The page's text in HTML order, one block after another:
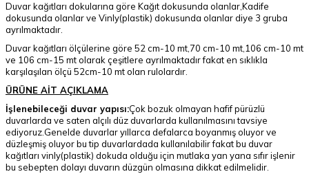
Duvar kağıtları dokularına göre Kağıt dokusunda olanlar,Kadife
dokusunda olanlar ve Vinly(plastik) dokusunda olanlar diye 3 gruba
ayrılmaktadır.
Duvar kağıtları ölçülerine göre 52 cm-10 mt,70 cm-10 mt,106 cm-10 mt
ve 106 cm-15 mt olarak çeşitlere ayrılmaktadır fakat en sıklıkla
karşılaşılan ölçü 52cm-10 mt olan rulolardır.
ÜRÜNE AİT AÇIKLAMA
İşlenebileceği duvar yapısı:Çok bozuk olmayan hafif pürüzlü
duvarlarda ve saten alçılı düz duvarlarda kullanılmasını tavsiye
ediyoruz.Genelde duvarlar yıllarca defalarca boyanmış oluyor ve
düzleşmiş oluyor bu tip duvarlardada kullanılabilir fakat bu duvar
kağıtları vinly(plastik) dokuda olduğu için mutlaka yan yana sıfır işlenir
bu sebepten dolayı duvarın düzgün olmasına dikkat edilmelidir.